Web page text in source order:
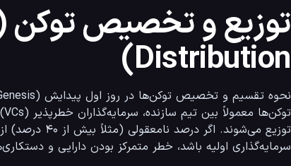
Distribution)
سرمایه‌گذاری اولیه باشد، خطر متمرکز بودن دارایی و دستکاری‌های قیمتی به شدت بالا می‌رود.